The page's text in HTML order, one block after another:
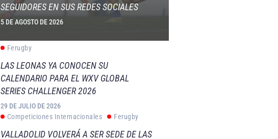
SEGUIDORES EN SUS REDES SOCIALES
5 DE AGOSTO DE 2026
Ferugby
LAS LEONAS YA CONOCEN SU
CALENDARIO PARA EL WXV GLOBAL
SERIES CHALLENGER 2026
29 DE JULIO DE 2026
Competiciones Internacionales
Ferugby
VALLADOLID VOLVERÁ A SER SEDE DE LAS